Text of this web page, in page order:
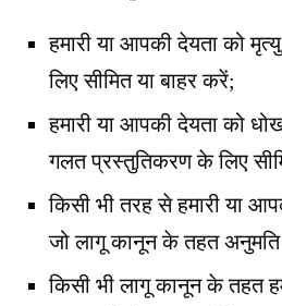
हमारी या आपकी देयता को
लिए सीमित या बाहर करें;
हमारी या आपकी देयता को
गलत प्रस्तुतिकरण के लिए
किसी भी तरह से हमारी या
जो लागू कानून के तहत अनुमति
किसी भी लागू कानून के तहत